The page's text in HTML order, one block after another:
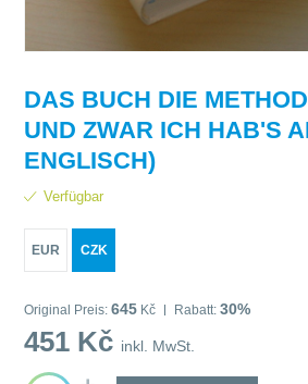
DAS BUCH DIE
UND ZWAR ICH HAB'S
ENGLISCH)
Verfügbar
EUR CZK
Original Preis:645 Kč Rabatt:30%
451 Kč inkl. MwSt.